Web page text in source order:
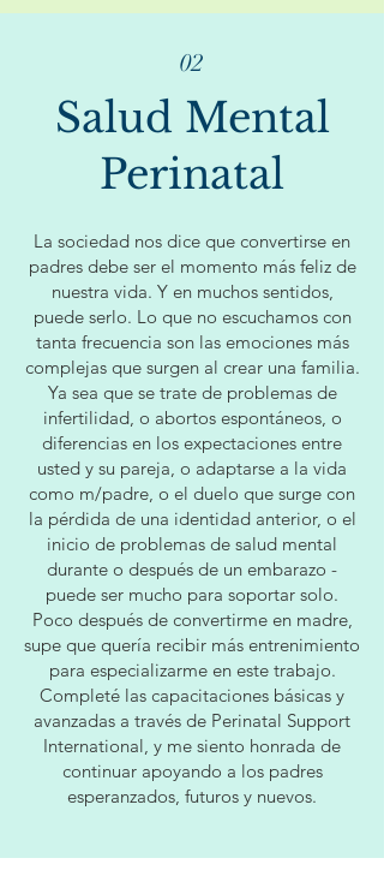
02
Salud Mental
Perinatal
La sociedad nos dice que convertirse en
padres debe ser el momento más feliz de
nuestra vida. Y en muchos sentidos,
puede serlo. Lo que no escuchamos con
tanta frecuencia son las emociones más
complejas que surgen al crear una familia.
Ya sea que se trate de problemas de
infertilidad, o abortos espontáneos, o
diferencias en los expectaciones entre
usted y su pareja, o adaptarse a la vida
como m/padre, o el duelo que surge con
la pérdida de una identidad anterior, o el
inicio de problemas de salud mental
durante o después de un embarazo -
puede ser mucho para soportar solo.
Poco después de convertirme en madre,
supe que quería recibir más entrenimiento
para especializarme en este trabajo.
Completé las capacitaciones básicas y
avanzadas a través de Perinatal Support
International, y me siento honrada de
continuar apoyando a los padres
esperanzados, futuros y nuevos.